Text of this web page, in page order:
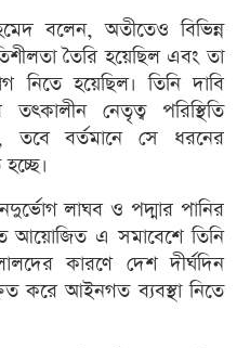
বলেন, অতীতেও বিভিন্ন
তৈরি হয়েছিল এবং তা
নিতে হয়েছিল। তিনি দাবি
নেতৃত্ব পরিস্থিতি
তবে বর্তমানে সে ধরনের
লাঘব ও পদ্মার পানির
আয়োজিত এ সমাবেশে তিনি
কারণে দেশ দীর্ঘদিন
করে আইনগত ব্যবস্থা নিতে